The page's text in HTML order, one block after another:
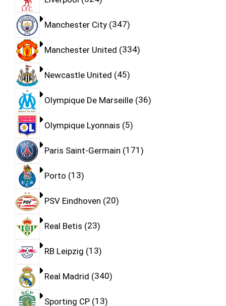
Manchester City 347
Manchester United 334
Newcastle United 45
Olympique De Marseille 36
Olympique Lyonnais 5
Paris Saint-Germain 171
Porto 13
PSV Eindhoven 20
Real Betis 23
RB Leipzig 13
Real Madrid 340
Sporting CP 13